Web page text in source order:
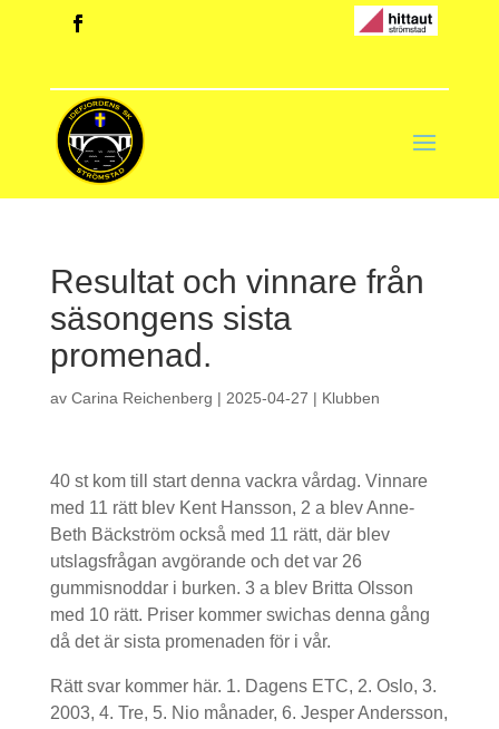
Resultat och vinnare från
säsongens sista
promenad.
av Carina Reichenberg | 2025-04-27 | Klubben
40 st kom till start denna vackra vårdag. Vinnare
med 11 rätt blev Kent Hansson, 2 a blev Anne-
Beth Bäckström också med 11 rätt, där blev
utslagsfrågan avgörande och det var 26
gummisnoddar i burken. 3 a blev Britta Olsson
med 10 rätt. Priser kommer swichas denna gång
då det är sista promenaden för i vår.
Rätt svar kommer här. 1. Dagens ETC, 2. Oslo, 3.
2003, 4. Tre, 5. Nio månader, 6. Jesper Andersson,